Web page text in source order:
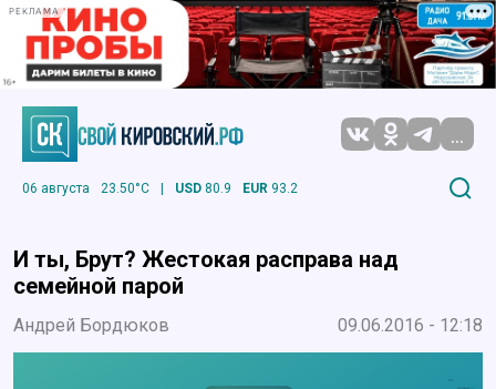
РЕКЛАМА
...
06 августа 23.50°C | USD 80.9 EUR 93.2
И ты, Брут? Жестокая расправа над
семейной парой
Андрей Бордюков 09.06.2016 - 12:18